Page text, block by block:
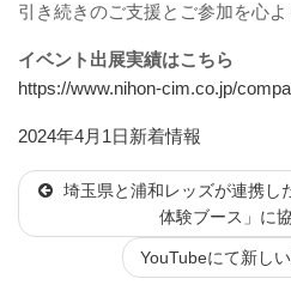
引き続きのご支援とご参加を心よ
イベント出展実績はこちら
https://www.nihon-cim.co.jp/
投
日:
2024年4月1日カ
ゴ
ー
新着情報
埼玉県と浦和レッズが連携し
体験ブース」に
YouTubeにて新し